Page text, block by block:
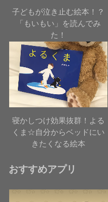
子どもが泣き止む絵本！？
「もいもい」を読んでみ
た！
寝かしつけ効果抜群！よる
くま☆自分からベッドにい
きたくなる絵本
おすすめアプリ